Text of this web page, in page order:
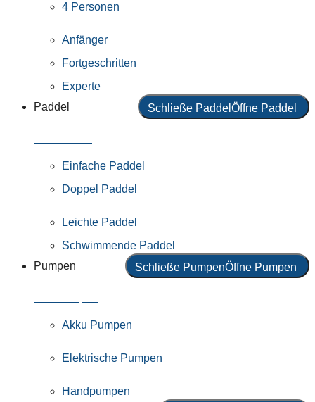
4 Personen
Anfänger
Fortgeschritten
Experte
Paddel
Schließe Paddel Öffne Paddel
Einfache Paddel
Doppel Paddel
Leichte Paddel
Schwimmende Paddel
Pumpen
Schließe PumpenÖffne Pumpen
Akku Pumpen
Elektrische Pumpen
Handpumpen